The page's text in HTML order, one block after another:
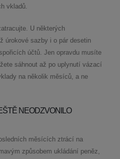
vkladů.
U některých
úrokové sazby i o pár desetin
účtů. Jen opravdu musíte
sáhnout až po uplynutí vázací
na několik měsíců, a ne
NEODZVONILO
měsících ztrácí na
způsobem ukládání peněz,